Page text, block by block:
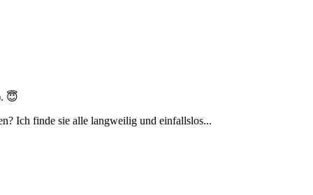
😇
Ich finde sie alle langweilig und einfallslos...